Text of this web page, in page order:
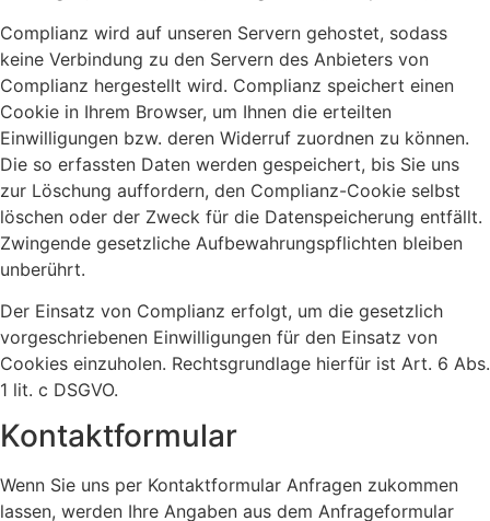
Complianz wird auf unseren Servern gehostet, sodass
keine Verbindung zu den Servern des Anbieters von
Complianz hergestellt wird. Complianz speichert einen
Cookie in Ihrem Browser, um Ihnen die erteilten
Einwilligungen bzw. deren Widerruf zuordnen zu können.
Die so erfassten Daten werden gespeichert, bis Sie uns
zur Löschung auffordern, den Complianz-Cookie selbst
löschen oder der Zweck für die Datenspeicherung entfällt.
Zwingende gesetzliche Aufbewahrungspflichten bleiben
unberührt.
Der Einsatz von Complianz erfolgt, um die gesetzlich
vorgeschriebenen Einwilligungen für den Einsatz von
Cookies einzuholen. Rechtsgrundlage hierfür ist Art. 6 Abs.
1 lit. c DSGVO.
Kontaktformular
Wenn Sie uns per Kontaktformular Anfragen zukommen
lassen, werden Ihre Angaben aus dem Anfrageformular